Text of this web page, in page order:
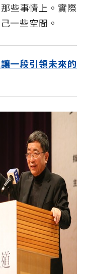
些事情上。實際
一些空間。
一段引領未來的